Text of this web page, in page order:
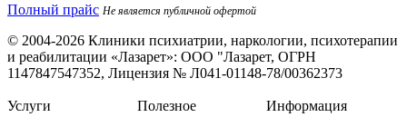
Полный прайс Не является публичной офертой
© 2004-2026 Клиники психиатрии, наркологии, психотерапии
и реабилитации «Лазарет»: ООО "Лазарет, ОГРН
1147847547352, Лицензия № Л041-01148-78/00362373
Услуги
Полезное
Информация